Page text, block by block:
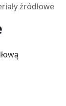
źródłowe